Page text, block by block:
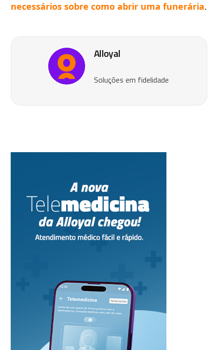
necessários sobre como abrir uma funerária.
Alloyal
Soluções em fidelidade